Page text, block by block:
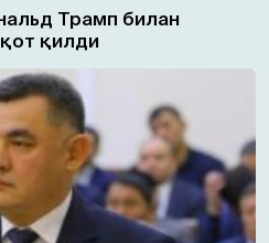
Трамп билан
қилди